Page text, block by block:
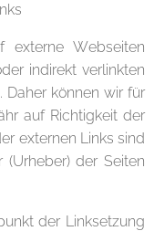
externe Webseiten
indirekt verlinkten
Daher können wir für
auf Richtigkeit der
externen Links sind
der Seiten
der Linksetzung